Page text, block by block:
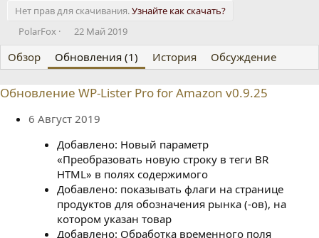
Нет прав для скачивания.Узнайте как скачать?
А
т
о
р
PolarFox
Д
т
а
с
о
д
н
и
я
22 Май 2019
Обзор Обновления (1) История Обсуждение
Обновление WP-Lister Pro for Amazon v0.9.25
6 Август 2019
Добавлено: Новый параметр
«Преобразовать новую строку в теги BR
HTML» в полях содержимого
Добавлено: показывать флаги на странице
продуктов для обозначения рынка (-ов), на
котором указан товар
Добавлено: Обработка временного поля